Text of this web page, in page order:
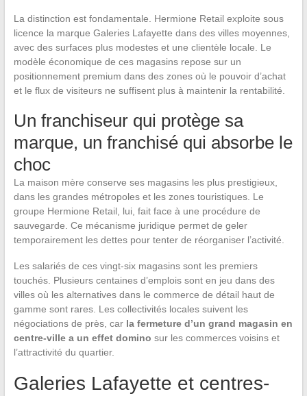
La distinction est fondamentale. Hermione Retail exploite sous
licence la marque Galeries Lafayette dans des villes moyennes,
avec des surfaces plus modestes et une clientèle locale. Le
modèle économique de ces magasins repose sur un
positionnement premium dans des zones où le pouvoir d’achat
et le flux de visiteurs ne suffisent plus à maintenir la rentabilité.
Un franchiseur qui protège sa
marque, un franchisé qui absorbe le
choc
La maison mère conserve ses magasins les plus prestigieux,
dans les grandes métropoles et les zones touristiques. Le
groupe Hermione Retail, lui, fait face à une procédure de
sauvegarde. Ce mécanisme juridique permet de geler
temporairement les dettes pour tenter de réorganiser l’activité.
Les salariés de ces vingt-six magasins sont les premiers
touchés. Plusieurs centaines d’emplois sont en jeu dans des
villes où les alternatives dans le commerce de détail haut de
gamme sont rares. Les collectivités locales suivent les
négociations de près, car la fermeture d’un grand magasin en
centre-ville a un effet domino sur les commerces voisins et
l’attractivité du quartier.
Galeries Lafayette et centres-